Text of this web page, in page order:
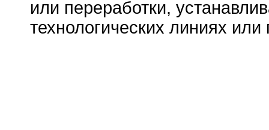
или переработки,
технологических линиях или